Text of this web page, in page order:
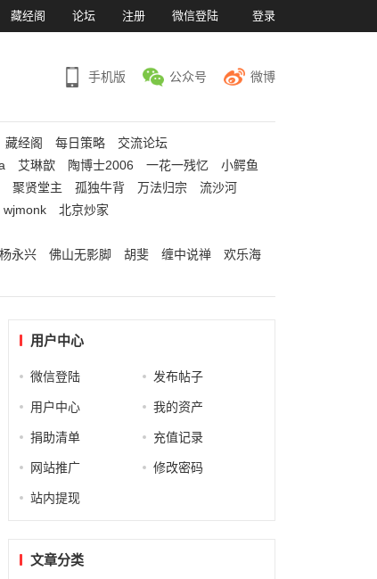
藏经阁 论坛 注册 微信登陆 登录
手机版 公众号 微博
藏经阁 每日策略
交流论坛
艾琳歆 陶博士2006 一花一残忆
小鳄鱼
聚贤堂主 孤独牛背 万法归宗
流沙河
wjmonk
北京炒家
杨永兴 佛山无影脚 胡斐 缠中说禅
欢乐海
用户中心
微信登陆 发布帖子
用户中心 我的资产
捐助清单 充值记录
网站推广 修改密码
站内提现
文章分类